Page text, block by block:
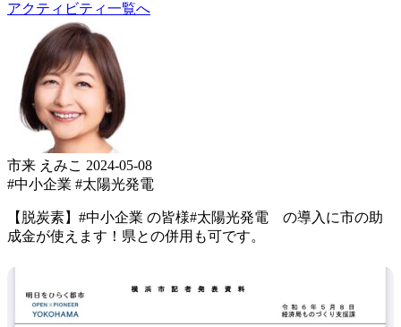
アクティビティ一覧へ
市来 えみこ 2024-05-08
#中小企業 #太陽光発電
【脱炭素】 #中小企業 の皆様 #太陽光発電 の導入に 市の助
成金が使えます！ 県との併用も可です。